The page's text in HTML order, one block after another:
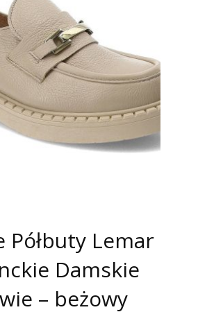
Półbuty Lemar
Damskie
– beżowy